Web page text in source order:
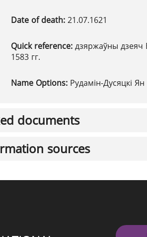
Date of death: 21.07.1621
Quick reference: дзяржаўны дзеяч
1583 гг.
Name Options: Рудамін-Дусяцкі Ян
documents
sources